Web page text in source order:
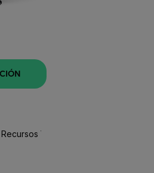
Recursos Y Asistencia